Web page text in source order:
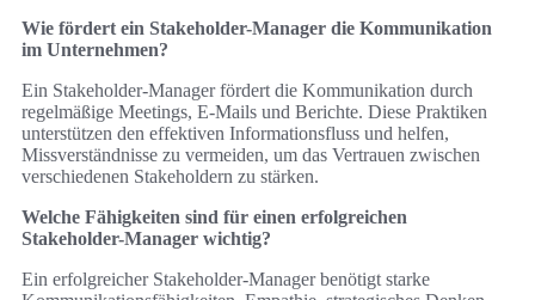
Wie fördert ein Stakeholder-Manager die Kommunikation
im Unternehmen?
Ein Stakeholder-Manager fördert die Kommunikation durch
regelmäßige Meetings, E-Mails und Berichte. Diese Praktiken
unterstützen den effektiven Informationsfluss und helfen,
Missverständnisse zu vermeiden, um das Vertrauen zwischen
verschiedenen Stakeholdern zu stärken.
Welche Fähigkeiten sind für einen erfolgreichen
Stakeholder-Manager wichtig?
Ein erfolgreicher Stakeholder-Manager benötigt starke